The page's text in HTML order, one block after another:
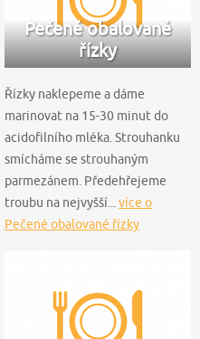
Pečené obalované
řízky
Řízky naklepeme a dáme
marinovat na 15-30 minut do
acidofilního mléka. Strouhanku
smícháme se strouhaným
parmezánem. Předehřejeme
troubu na nejvyšší... více o
Pečené obalované řízky